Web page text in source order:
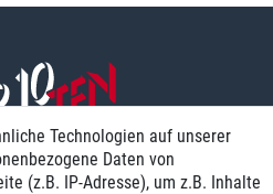
Technologien auf unserer
Daten von
(z.B. IP-Adresse), um z.B. Inhalte